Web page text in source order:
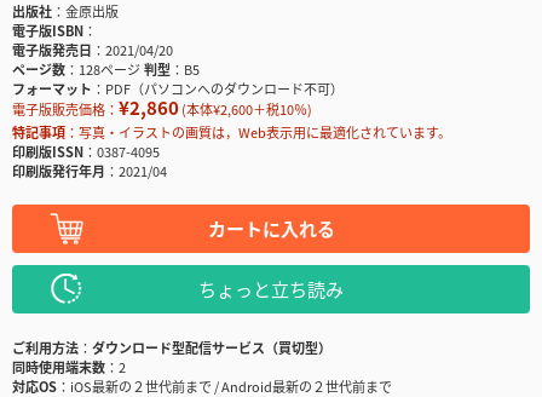
出版社
金原出版
電子版ISBN
電子版発売日
2021/04/20
ページ数
128ページ判型
B5
フォーマット
PDF（パソコンへのダウンロード不可）
電子版販売価格： ¥2,860(本体¥2,600＋税10％)
特記事項
写真・イラストの画質は，Web表示用に最適化されています。
印刷版ISSN
0387-4095
印刷版発行年月
2021/04
カートに入れる
ちょっと立ち読み
ご利用方法
ダウンロード型配信サービス（買切型）
同時使用端末数
2
対応OS
iOS最新の２世代前まで / Android最新の２世代前まで